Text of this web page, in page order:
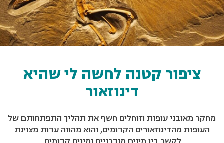
ציפור קטנה לחשה לי שהיא
דינוזאור
מחקר מאובני עופות וזוחלים חשף את תהליך התפתחותם של
העופות מהדינוזאורים הקדומים, והוא מהווה עדות מצוינת